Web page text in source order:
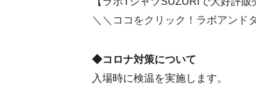
＼＼ココをクリック！ラボアンド
◆コロナ対策について
入場時に検温を実施します。